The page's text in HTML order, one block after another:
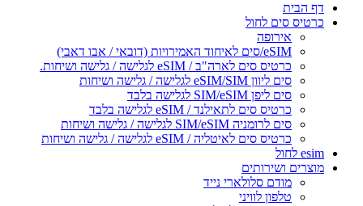
דף הבית
כרטיס סים לחול
אירופה
eSIM/סים לאיחוד האמירויות (דובאי / אבו דאבי)
כרטיס סים לארה"ב / eSIM לגלישה / גלישה ושיחות.
סים ליוון eSIM/SIM לגלישה / גלישה ושיחות
סים ליפן SIM/eSIM לגלישה בלבד
כרטיס סים לתאילנד / eSIM לגלישה בלבד
סים לרומניה SIM/eSIM לגלישה / גלישה ושיחות
כרטיס סים לאיטליה / eSIM לגלישה / גלישה ושיחות
esim לחול
מוצרים ושירותים
מודם סלולארי נייד
טלפון לוויני